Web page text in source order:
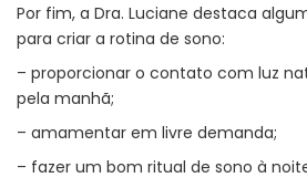
Por fim, a Dra. Luciane destaca
para criar a rotina de sono:
– proporcionar o contato com luz
pela manhã;
– amamentar em livre demanda;
– fazer um bom ritual de sono à